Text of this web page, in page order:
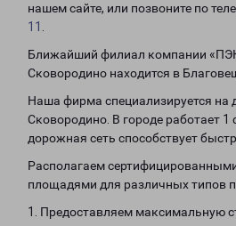
нашем сайте, или позвоните по
11
Ближайший филиал компании
Сковородино находится в
Наша фирма специализируется на
Сковородино. В городе работает 1
дорожная сеть способствует
Располагаем
площадями для различных типов
1. Предоставляем максимальную